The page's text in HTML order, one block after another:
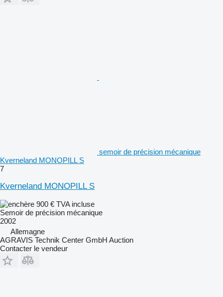
semoir de précision mécanique
Kverneland MONOPILL S
7
Kverneland MONOPILL S
900 € TVA incluse
Semoir de précision mécanique
2002
Allemagne
AGRAVIS Technik Center GmbH Auction
Contacter le vendeur